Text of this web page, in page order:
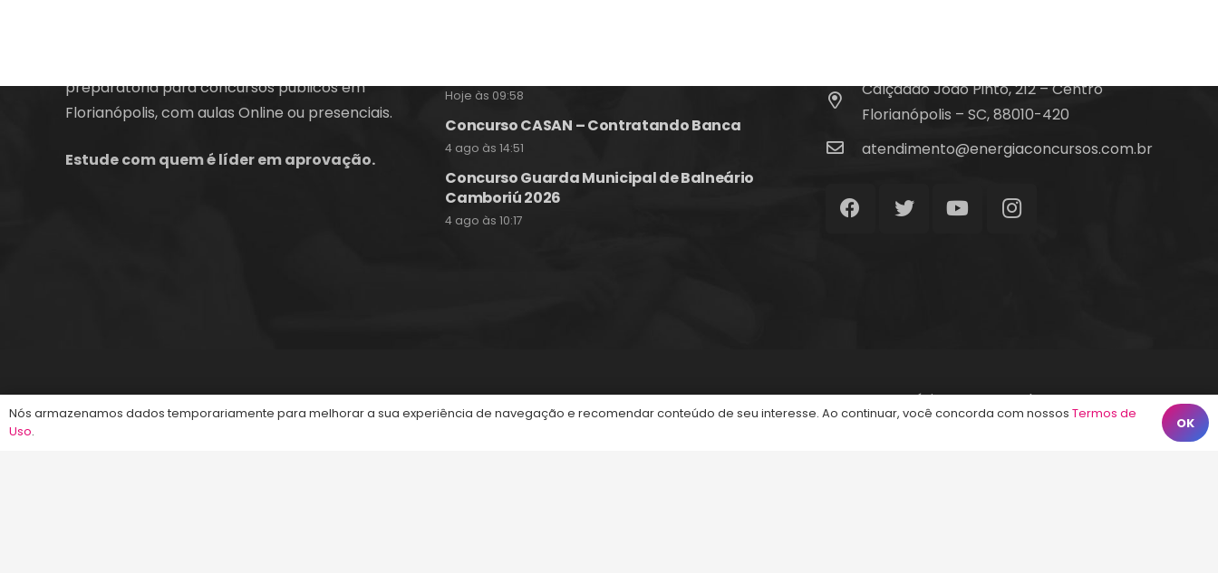
preparatória para concursos públicos em
Florianópolis, com aulas Online ou presenciais.
Estude com quem é líder em aprovação.
Hoje às 09:58
Concurso CASAN – Contratando Banca
4 ago às 14:51
Concurso Guarda Municipal de Balneário
Camboriú 2026
4 ago às 10:17
Calçadão João Pinto, 212 – Centro
Florianópolis – SC, 88010-420
atendimento@energiaconcursos.com.br
©2013-2024Energia Concursos. Todos os direitos reservados. Início Termos de Uso Contato
Nós armazenamos dados temporariamente para melhorar a sua experiência de navegação e recomendar conteúdo de seu interesse. Ao continuar, você concorda com nossos Termos de
Uso. OK